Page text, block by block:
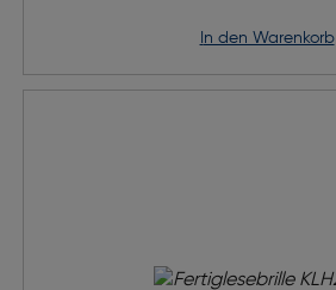
in den Warenkorb